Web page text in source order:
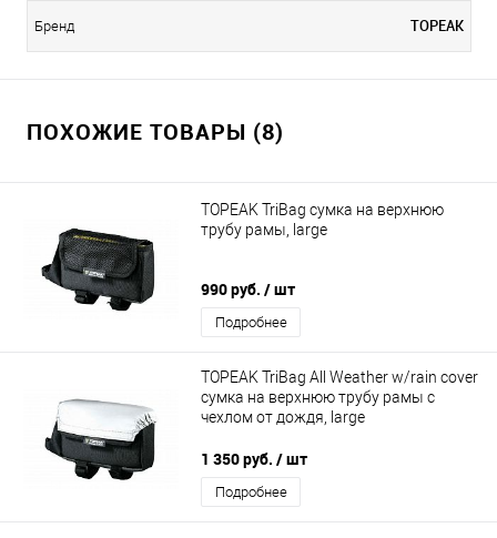
Бренд TOPEAK
ПОХОЖИЕ ТОВАРЫ (8)
TOPEAK TriBag сумка на верхнюю
трубу рамы, large
990 руб. / шт
Подробнее
TOPEAK TriBag All Weather w/rain cover
сумка на верхнюю трубу рамы с
чехлом от дождя, large
1 350 руб. / шт
Подробнее